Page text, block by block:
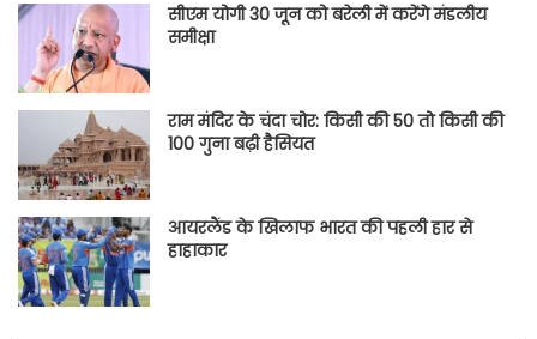
सीएम योगी 30 जून को बरेली में करेंगे मंडलीय
समीक्षा
राम मंदिर के चंदा चोर: किसी की 50 तो किसी की
100 गुना बढ़ी हैसियत
आयरलैंड के खिलाफ भारत की पहली हार से
हाहाकार